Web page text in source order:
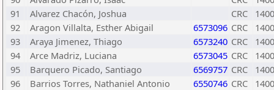
91
Alvarez Chacón, Joshua CRC
1400
92
Aragon Villalta, Esther Abigail 6573096 CRC
1400
93
Araya Jimenez, Thiago 6573240 CRC
1400
94
Arce Madriz, Luciana 6573045 CRC
1400
95
Barquero Picado, Santiago 6569757 CRC
1400
96
Barrios Torres, Nathaniel Antonio 6550746 CRC
1400